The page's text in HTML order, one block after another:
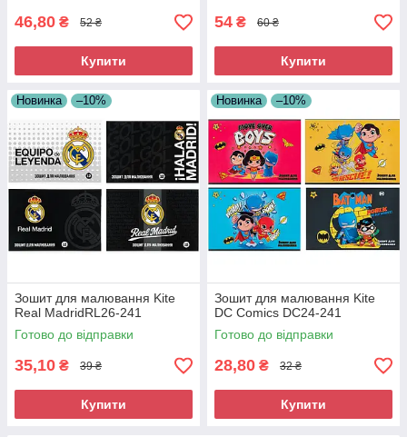
46,80 ₴ 52 ₴
Купити
54 ₴ 60 ₴
Купити
Новинка –10%
Зошит для малювання Kite
Real MadridRL26-241
Готово до відправки
35,10 ₴ 39 ₴
Купити
Новинка –10%
Зошит для малювання Kite
DC Comics DC24-241
Готово до відправки
28,80 ₴ 32 ₴
Купити